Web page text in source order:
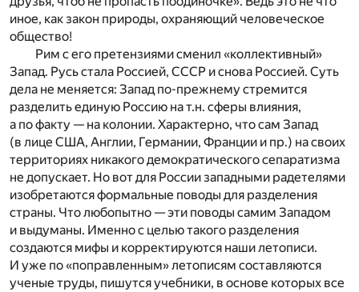
иное, как закон природы, охраняющий человеческое
общество!
Рим с его претензиями сменил «коллективный»
Запад. Русь стала Россией, СССР и снова Россией. Суть
дела не меняется: Запад по-прежнему стремится
разделить единую Россию на т.н. сферы влияния,
а по факту — на колонии. Характерно, что сам Запад
(в лице США, Англии, Германии, Франции и пр.) на своих
территориях никакого демократического сепаратизма
не допускает. Но вот для России западными радетелями
изобретаются формальные поводы для разделения
страны. Что любопытно — эти поводы самим Западом
и выдуманы. Именно с целью такого разделения
создаются мифы и корректируются наши летописи.
И уже по «поправленным» летописям составляются
ученые труды, пишутся учебники, в основе которых все